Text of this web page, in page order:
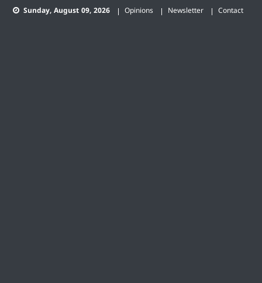
Skip
Sunday, August 09, 2026 Opinions Newsletter Contact